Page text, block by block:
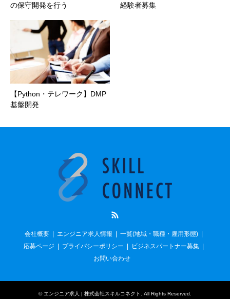
の保守開発を行う
経験者募集
【Python・テレワーク】DMP
基盤開発
会社概要 エンジニア求人情報
一覧(地域・職種・雇用形態)
応募ページ
プライバシーポリシー
ビジネスパートナー募集
お問い合わせ
©エンジニア求人 | 株式会社スキルコネクト. All Rights Reserved.